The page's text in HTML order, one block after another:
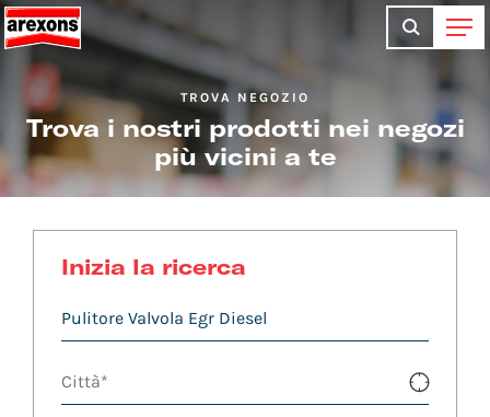
TROVA NEGOZIO
Trova i nostri prodotti nei negozi
più vicini a te
Inizia la ricerca